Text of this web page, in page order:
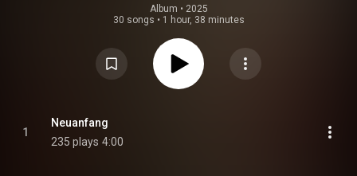
Album • 2025
30 songs • 1 hour, 38 minutes
1
Neuanfang
235 plays 4:00